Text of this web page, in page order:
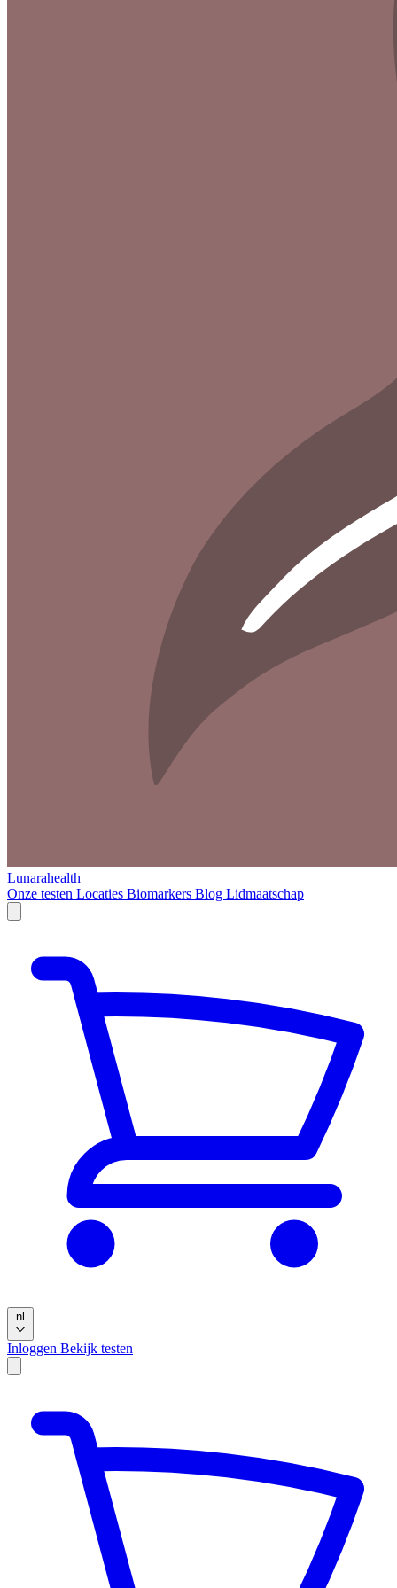
Lunarahealth
Onze testen Locaties Biomarkers Blog Lidmaatschap
nl
Inloggen Bekijk testen